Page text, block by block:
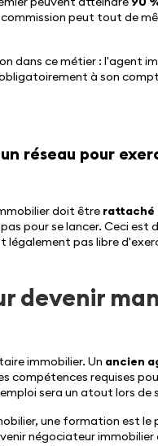
commission peut tout de
dans ce métier : l'agent
à son
réseau pour
doit être rattaché
pour se lancer. Ceci est
légalement pas libre
devenir
immobilier. Un ancien
compétences requises
sera un atout lors de
une formation est
négociateur